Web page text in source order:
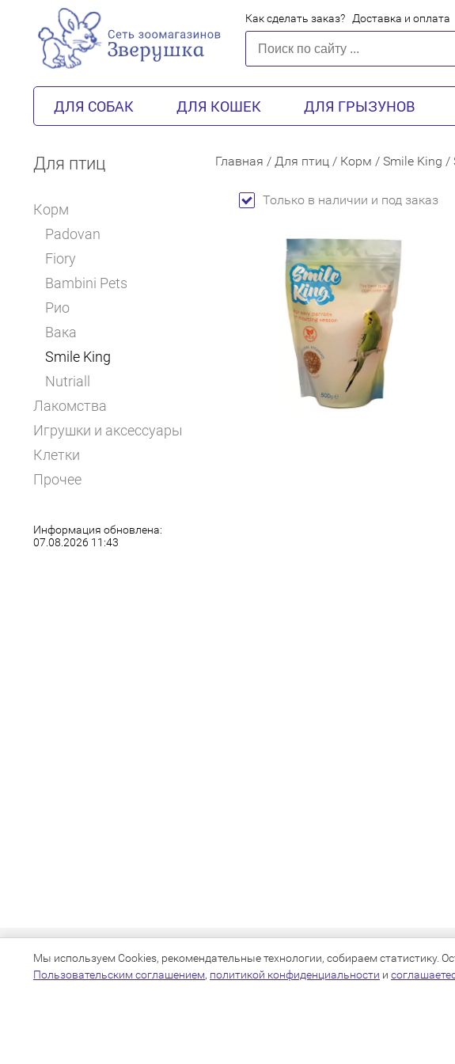
Как сделать заказ? Доставка и оплата
ДЛЯ СОБАК ДЛЯ КОШЕК ДЛЯ ГРЫЗУНОВ
Для птиц
Корм
Padovan
Fiory
Bambini Pets
Рио
Вака
Smile King
Nutriall
Лакомства
Игрушки и аксессуары
Клетки
Прочее
Информация обновлена:
07.08.2026 11:43
Главная / Для птиц / Корм / Smile King /
Только в наличии и под заказ
Мы используем Cookies, рекомендательные технологии, собираем статистику.
Пользовательским соглашением, политикой конфиденциальности и